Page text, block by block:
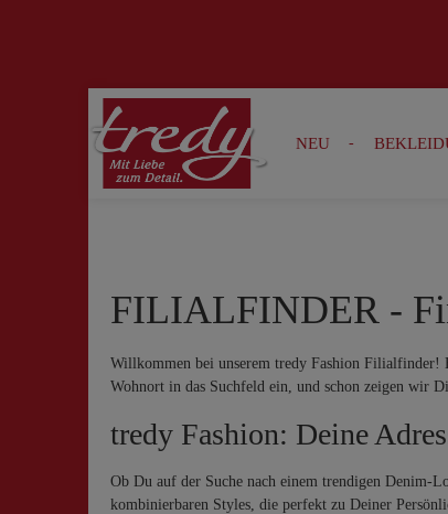
Zur Suche springen Zur Hauptnavigation springen
NEU
FILIALFINDER -
Willkommen bei unserem tredy Fashion Filialfinder!
Wohnort in das Suchfeld ein, und schon zeigen wir
tredy Fashion: Deine
Ob Du auf der Suche nach einem trendigen Denim-
kombinierbaren Styles, die perfekt zu Deiner